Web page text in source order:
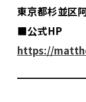
東京都杉並区
■公式HP
https://